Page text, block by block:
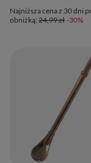
Najniższa cena z 30 dni
obniżką: 24,99 zł -30%